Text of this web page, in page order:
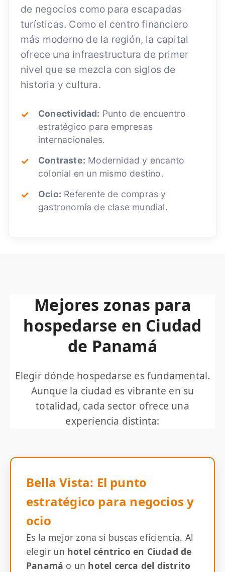
de negocios como para escapadas
turísticas. Como el centro financiero
más moderno de la región, la capital
ofrece una infraestructura de primer
nivel que se mezcla con siglos de
historia y cultura.
Conectividad: Punto de encuentro
estratégico para empresas
internacionales.
Contraste: Modernidad y encanto
colonial en un mismo destino.
Ocio: Referente de compras y
gastronomía de clase mundial.
Mejores zonas para
hospedarse en Ciudad
de Panamá
Elegir dónde hospedarse es fundamental.
Aunque la ciudad es vibrante en su
totalidad, cada sector ofrece una
experiencia distinta:
Bella Vista: El punto
estratégico para negocios y
ocio
Es la mejor zona si buscas eficiencia. Al
elegir un hotel céntrico en Ciudad de
Panamá o un hotel cerca del distrito